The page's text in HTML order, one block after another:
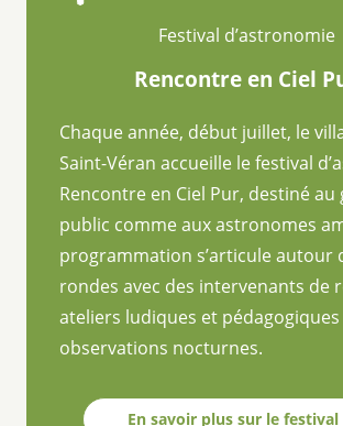
Festival d’astronomie
Rencontre en Ciel
Chaque année, début juillet, le
Saint-Véran accueille le festival
Rencontre en Ciel Pur, destiné au
public comme aux astronomes
programmation s’articule autour
rondes avec des intervenants de
ateliers ludiques et
observations nocturnes.
En savoir plus sur le festival